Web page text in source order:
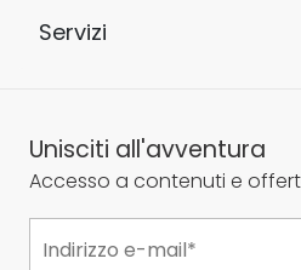
Servizi
Unisciti all'avventura
Accesso a contenuti e